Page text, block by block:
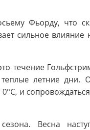
Фьорду, что
сильное влияние
течение
летние дни.
и
Весна